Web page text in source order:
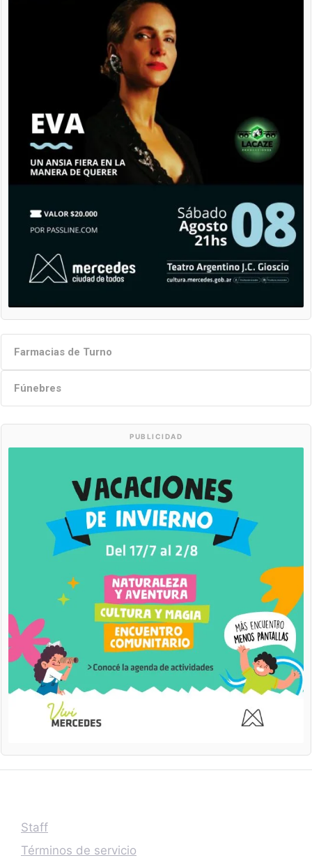
Farmacias de Turno
Fúnebres
PUBLICIDAD
Staff
Términos de servicio